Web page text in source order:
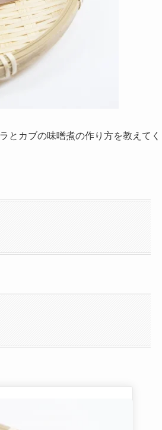
とカブの味噌煮の作り方を教えてく